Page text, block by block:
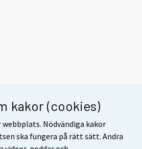
kakor (cookies)
webbplats. Nödvändiga kakor
ska fungera på rätt sätt. Andra